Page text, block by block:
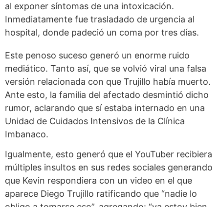
al exponer síntomas de una intoxicación.
Inmediatamente fue trasladado de urgencia al
hospital, donde padeció un coma por tres días.
Este penoso suceso generó un enorme ruido
mediático. Tanto así, que se volvió viral una falsa
versión relacionada con que Trujillo había muerto.
Ante esto, la familia del afectado desmintió dicho
rumor, aclarando que sí estaba internado en una
Unidad de Cuidados Intensivos de la Clínica
Imbanaco.
Igualmente, esto generó que el YouTuber recibiera
múltiples insultos en sus redes sociales generando
que Kevin respondiera con un video en el que
aparece Diego Trujillo ratificando que “nadie lo